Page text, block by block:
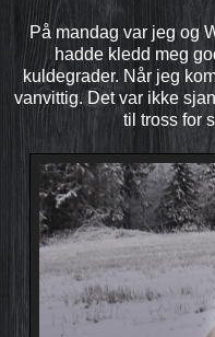
På mandag var jeg og
hadde kledd meg
kuldegrader. Når jeg
vanvittig. Det var ikke
til tross for